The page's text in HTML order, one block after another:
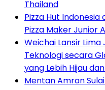
Thailand
Pizza Hut Indonesia
Pizza Maker Junior
Weichai Lansir
Teknologi secara
yang Lebih Hijau
Mentan Amran